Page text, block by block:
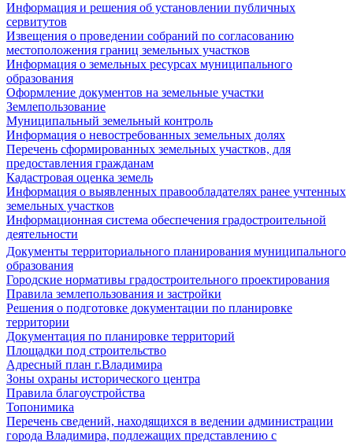
Информация и решения об установлении публичных
сервитутов
Извещения о проведении собраний по согласованию
местоположения границ земельных участков
Информация о земельных ресурсах муниципального
образования
Оформление документов на земельные участки
Землепользование
Муниципальный земельный контроль
Информация о невостребованных земельных долях
Перечень сформированных земельных участков, для
предоставления гражданам
Кадастровая оценка земель
Информация о выявленных правообладателях ранее учтенных
земельных участков
Информационная система обеспечения градостроительной
деятельности
Документы территориального планирования муниципального
образования
Городские нормативы градостроительного проектирования
Правила землепользования и застройки
Решения о подготовке документации по планировке
территории
Документация по планировке территорий
Площадки под строительство
Адресный план г.Владимира
Зоны охраны исторического центра
Правила благоустройства
Топонимика
Перечень сведений, находящихся в ведении администрации
города Владимира, подлежащих представлению с